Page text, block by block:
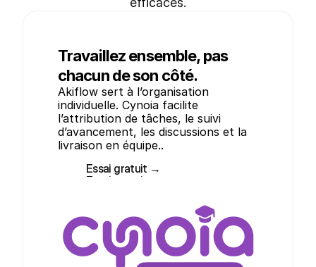
Travaillez ensemble, pas
chacun de son côté.
Akiflow sert à l’organisation
individuelle. Cynoia facilite
l’attribution de tâches, le suivi
d’avancement, les discussions et la
livraison en équipe..
Essai gratuit →
Essai gratuit →